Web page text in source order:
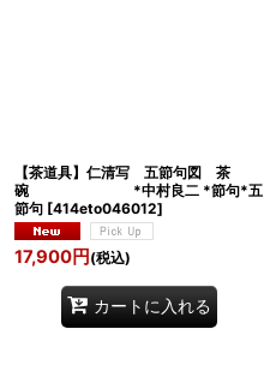
【茶道具】仁清写 五節句図 茶
碗 *中村良二 *節句*五
節句 [414eto046012]
17,900円 (税込)
カートに入れる